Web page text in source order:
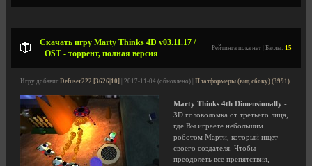
Скачать игру Marty Thinks 4D v03.11.17 /
+OST - торрент, полная версия
Рейтинга пока нет | Баллы: 15
Игру добавил Defuser222 [3626|10] | 2017-11-04 (обновлено) | Платформеры (вид сбоку) (3991)
Marty Thinks 4th Dimensionally -
3D головоломка от третьего лица,
где Вы играете небольшим
роботом Марти, который ищет
своего создателя. Чтобы
преодолеть все препятствия,